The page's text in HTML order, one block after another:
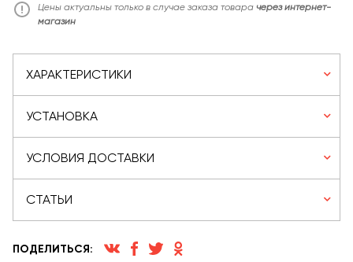
Цены актуальны только в случае заказа товара через интернет-
магазин
ХАРАКТЕРИСТИКИ
УСТАНОВКА
УСЛОВИЯ ДОСТАВКИ
СТАТЬИ
ПОДЕЛИТЬСЯ: